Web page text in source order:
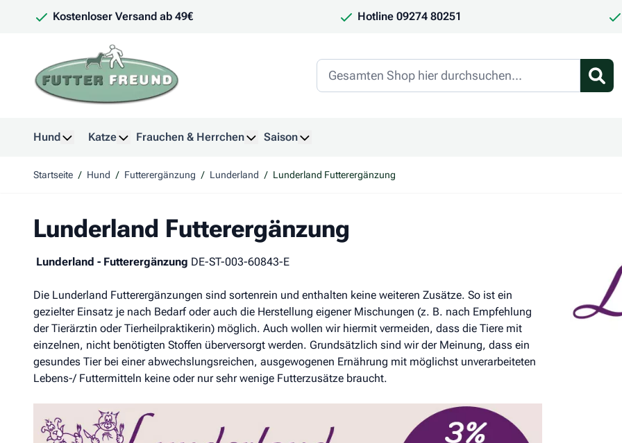
Kostenloser Versand ab 49€ Hotline 09274 80251
Hund
Katze
Frauchen & Herrchen
Saison
Startseite / Hund / Futterergänzung / Lunderland / Lunderland Futterergänzung
Lunderland Futterergänzung
Lunderland - Futterergänzung DE-ST-003-60843-E
Die Lunderland Futterergänzungen sind sortenrein und enthalten keine weiteren Zusätze. So ist ein
gezielter Einsatz je nach Bedarf oder auch die Herstellung eigener Mischungen (z. B. nach Empfehlung
der Tierärztin oder Tierheilpraktikerin) möglich. Auch wollen wir hiermit vermeiden, dass die Tiere mit
einzelnen, nicht benötigten Stoffen überversorgt werden. Grundsätzlich sind wir der Meinung, dass ein
gesundes Tier bei einer abwechslungsreichen, ausgewogenen Ernährung mit möglichst unverarbeiteten
Lebens-/ Futtermitteln keine oder nur sehr wenige Futterzusätze braucht.